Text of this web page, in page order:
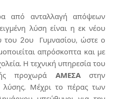
από ανταλλαγή απόψεων
λύση είναι η εκ νέου
του 2ου Γυμνασίου, ώστε ο
απρόσκοπτα και με
Η τεχνική υπηρεσία του
προχωρά ΑΜΕΣΑ στην
Μέχρι το πέρας των